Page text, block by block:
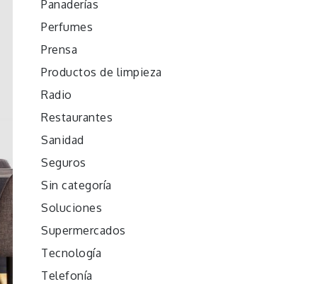
Panaderías
Perfumes
Prensa
Productos de limpieza
Radio
Restaurantes
Sanidad
Seguros
Sin categoría
Soluciones
Supermercados
Tecnología
Telefonía